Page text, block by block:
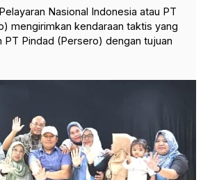
Nasional Indonesia atau PT
mengirimkan kendaraan taktis yang
PT Pindad (Persero) dengan tujuan